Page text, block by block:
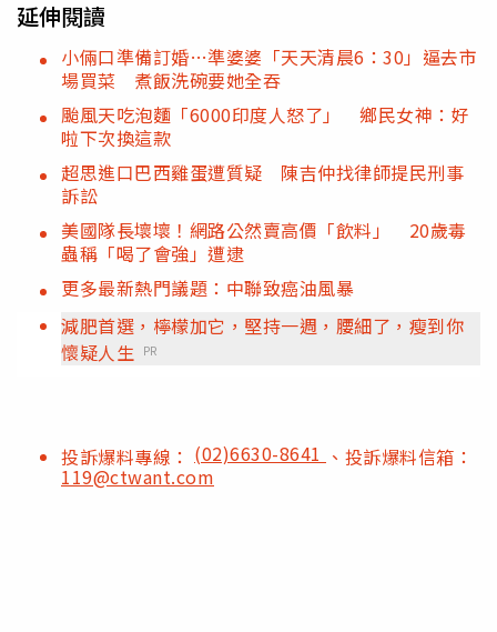
延伸閱讀
小倆口準備訂婚…準婆婆「天天清晨6：30」逼去市
場買菜 煮飯洗碗要她全吞
颱風天吃泡麵「6000印度人怒了」 鄉民女神：好
啦下次換這款
超思進口巴西雞蛋遭質疑 陳吉仲找律師提民刑事
訴訟
美國隊長壞壞！網路公然賣高價「飲料」 20歲毒
蟲稱「喝了會強」遭逮
更多最新熱門議題：中聯致癌油風暴
減肥首選，檸檬加它，堅持一週，腰細了，瘦到你
懷疑人生
PR
投訴爆料專線： (02)6630-8641 、投訴爆料信箱：
119@ctwant.com